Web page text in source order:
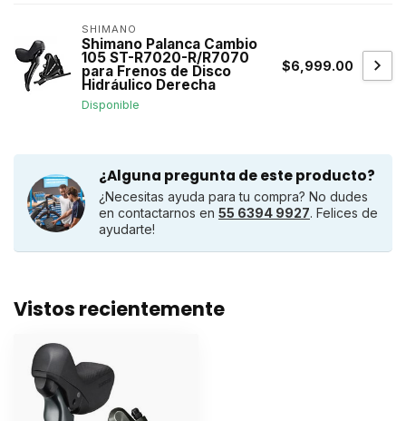
SHIMANO
Shimano Palanca Cambio
105 ST-R7020-R/R7070
para Frenos de Disco
Hidráulico Derecha
Disponible
$6,999.00
¿Alguna pregunta de este producto?
¿Necesitas ayuda para tu compra? No dudes
en contactarnos en 55 6394 9927. Felices de
ayudarte!
Vistos recientemente